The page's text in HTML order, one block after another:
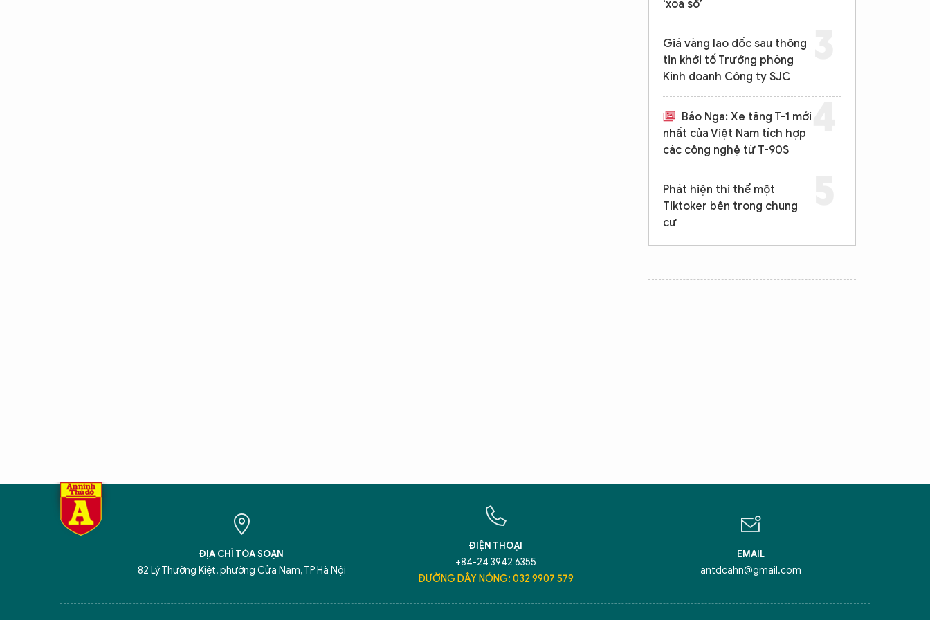
‘xóa sổ’
Giá vàng lao dốc sau thông
tin khởi tố Trưởng phòng
Kinh doanh Công ty SJC
Báo Nga: Xe tăng T-1 mới
nhất của Việt Nam tích hợp
các công nghệ từ T-90S
Phát hiện thi thể một
Tiktoker bên trong chung
cư
ĐỊA CHỈ TÒA SOẠN
82 Lý Thường Kiệt, phường Cửa Nam, TP Hà Nội
ĐIỆN THOẠI
+84-24 3942 6355
ĐƯỜNG DÂY NÓNG: 032 9907 579
EMAIL
antdcahn@gmail.com
5 điểm nghẽn của Hà Nội giải pháp xử lý điểm nghẽn của Thủ đô